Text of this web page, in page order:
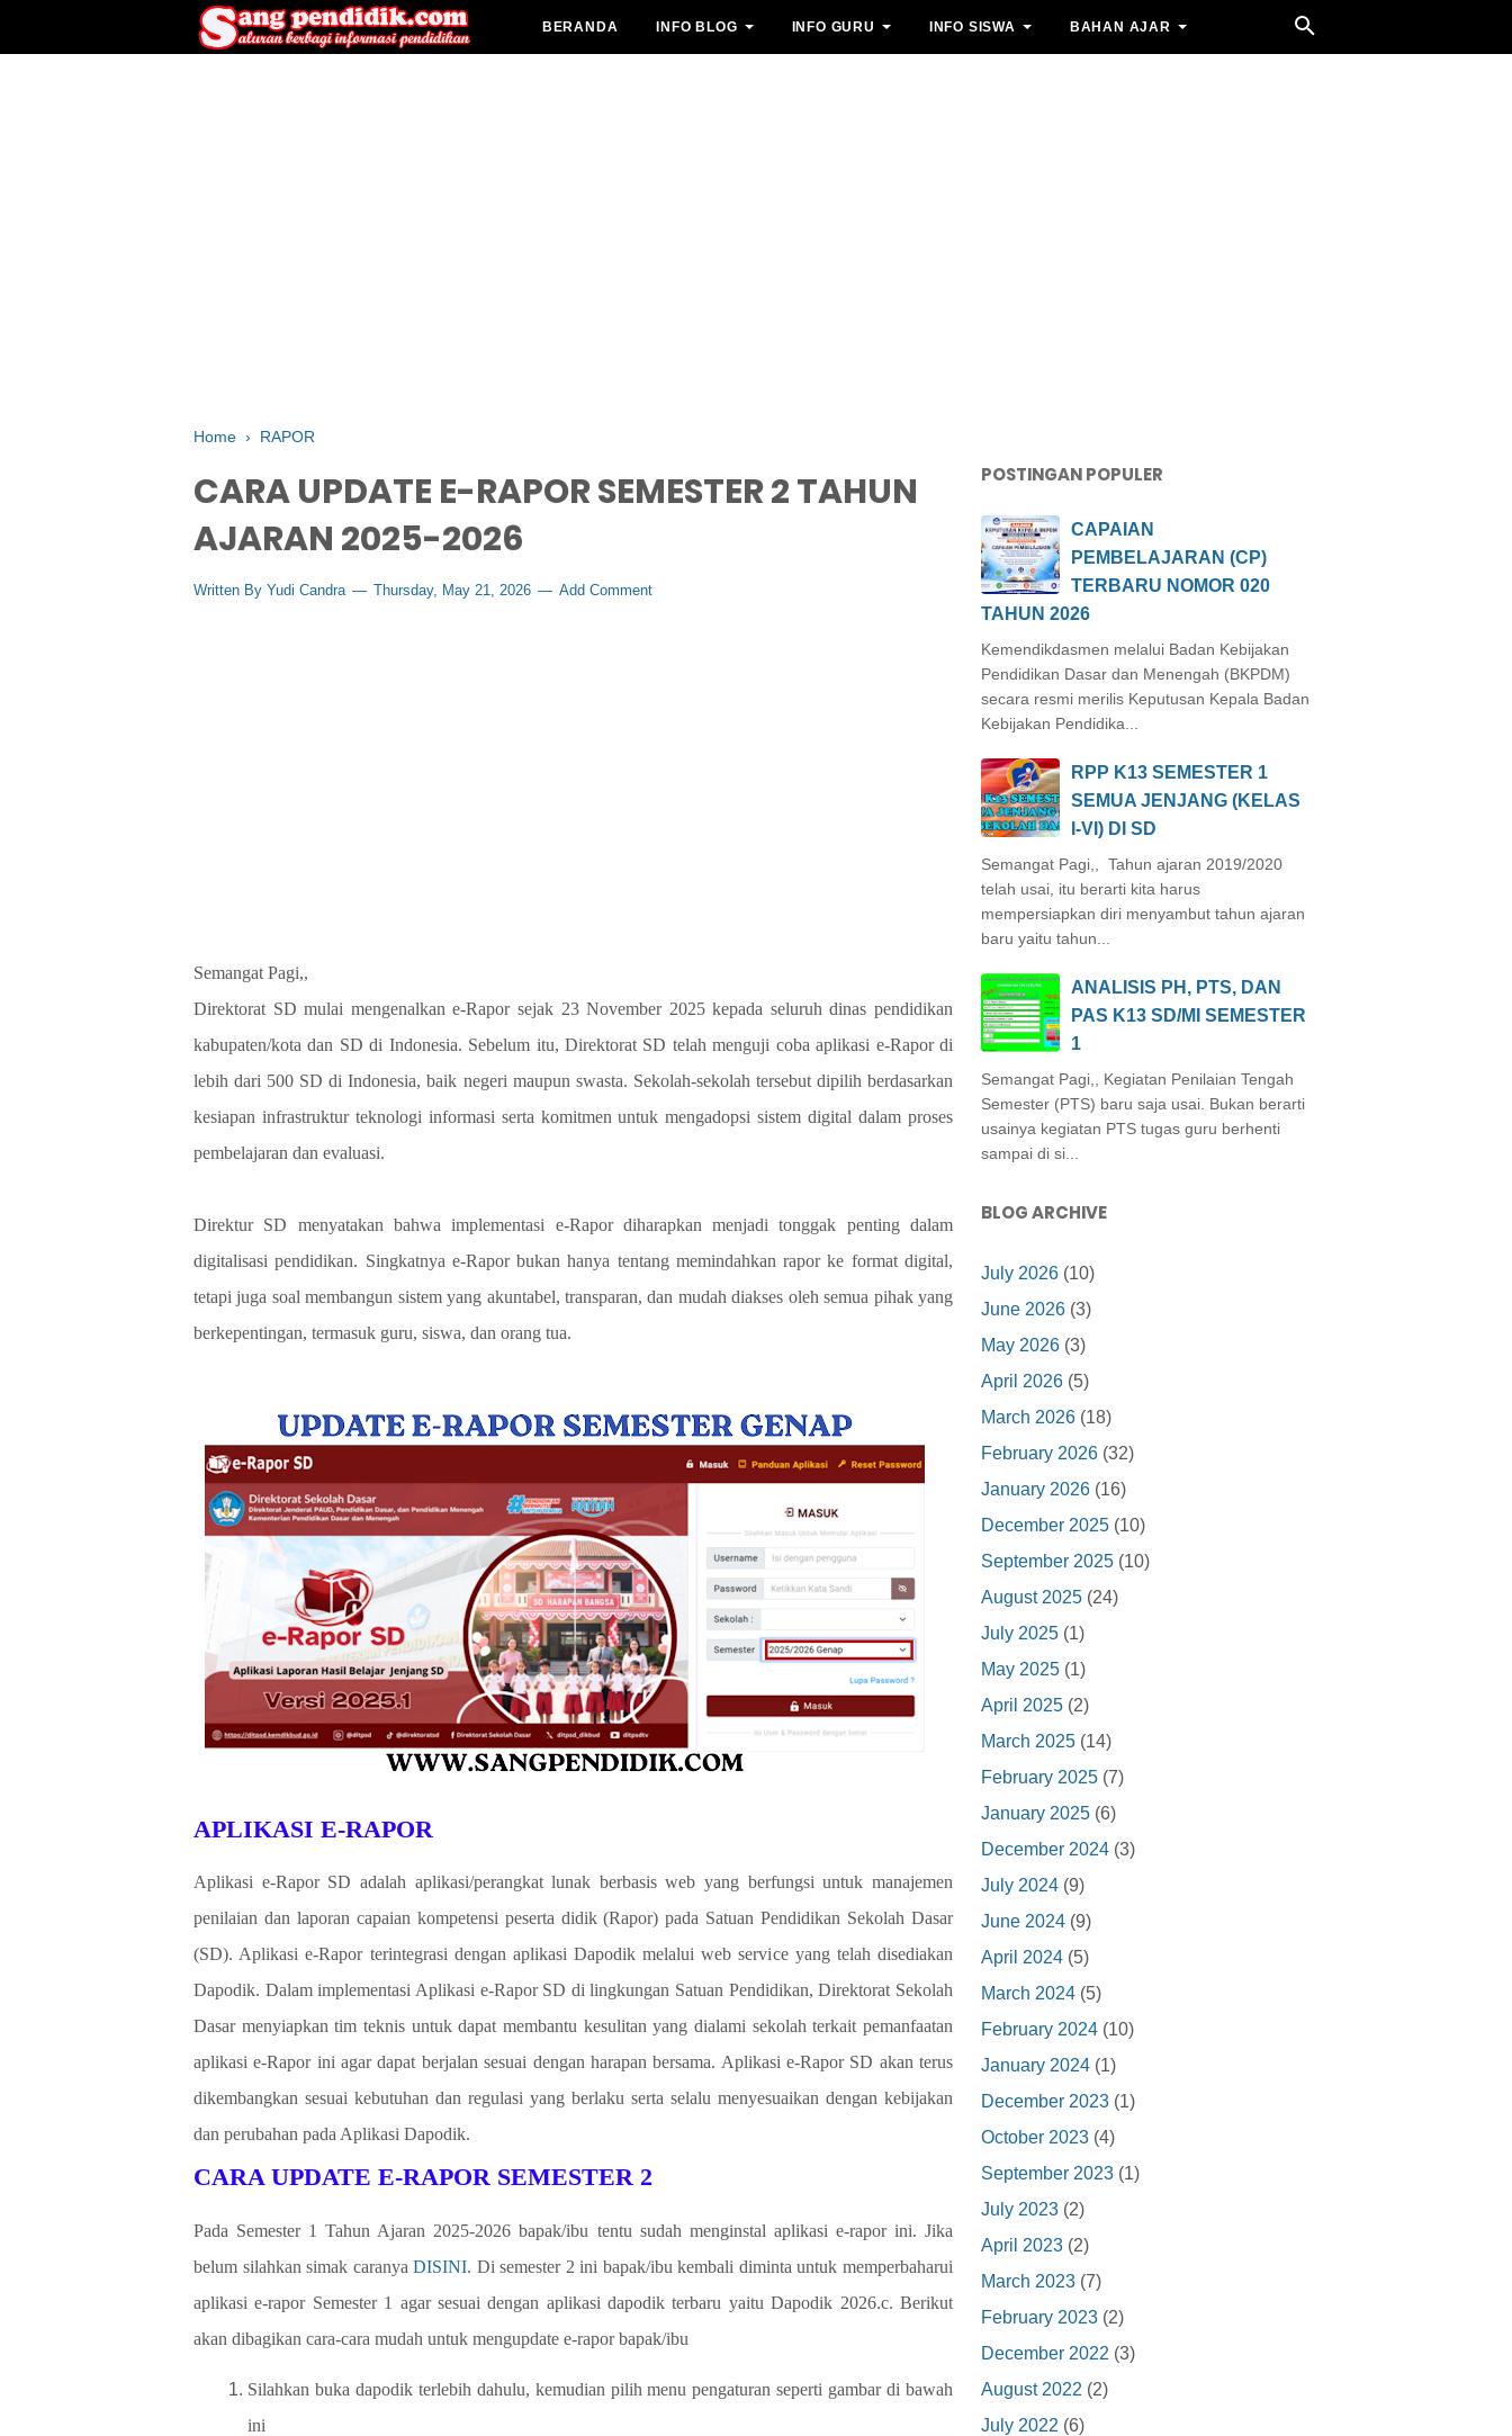
BERANDA INFO BLOG INFO GURU INFO SISWA BAHAN AJAR
Home › RAPOR
CARA UPDATE E-RAPOR SEMESTER 2 TAHUN
AJARAN 2025-2026
Written By Yudi Candra Thursday, May 21, 2026 Add Comment
Semangat Pagi,,
Direktorat SD mulai mengenalkan e-Rapor sejak 23 November 2025 kepada seluruh dinas pendidikan
kabupaten/kota dan SD di Indonesia. Sebelum itu, Direktorat SD telah menguji coba aplikasi e-Rapor di
lebih dari 500 SD di Indonesia, baik negeri maupun swasta. Sekolah-sekolah tersebut dipilih berdasarkan
kesiapan infrastruktur teknologi informasi serta komitmen untuk mengadopsi sistem digital dalam proses
pembelajaran dan evaluasi.
Direktur SD menyatakan bahwa implementasi e-Rapor diharapkan menjadi tonggak penting dalam
digitalisasi pendidikan. Singkatnya e-Rapor bukan hanya tentang memindahkan rapor ke format digital,
tetapi juga soal membangun sistem yang akuntabel, transparan, dan mudah diakses oleh semua pihak yang
berkepentingan, termasuk guru, siswa, dan orang tua.
APLIKASI E-RAPOR
Aplikasi e-Rapor SD adalah aplikasi/perangkat lunak berbasis web yang berfungsi untuk manajemen
penilaian dan laporan capaian kompetensi peserta didik (Rapor) pada Satuan Pendidikan Sekolah Dasar
(SD). Aplikasi e-Rapor terintegrasi dengan aplikasi Dapodik melalui web service yang telah disediakan
Dapodik. Dalam implementasi Aplikasi e-Rapor SD di lingkungan Satuan Pendidikan, Direktorat Sekolah
Dasar menyiapkan tim teknis untuk dapat membantu kesulitan yang dialami sekolah terkait pemanfaatan
aplikasi e-Rapor ini agar dapat berjalan sesuai dengan harapan bersama. Aplikasi e-Rapor SD akan terus
dikembangkan sesuai kebutuhan dan regulasi yang berlaku serta selalu menyesuaikan dengan kebijakan
dan perubahan pada Aplikasi Dapodik.
CARA UPDATE E-RAPOR SEMESTER 2
Pada Semester 1 Tahun Ajaran 2025-2026 bapak/ibu tentu sudah menginstal aplikasi e-rapor ini. Jika
belum silahkan simak caranyaDISINI. Di semester 2 ini bapak/ibu kembali diminta untuk memperbaharui
aplikasi e-rapor Semester 1 agar sesuai dengan aplikasi dapodik terbaru yaitu Dapodik 2026.c. Berikut
akan dibagikan cara-cara mudah untuk mengupdate e-rapor bapak/ibu
Silahkan buka dapodik terlebih dahulu, kemudian pilih menu pengaturan seperti gambar di bawah
ini
POSTINGAN POPULER
CAPAIAN
PEMBELAJARAN (CP)
TERBARU NOMOR 020
TAHUN 2026
Kemendikdasmen melalui Badan Kebijakan
Pendidikan Dasar dan Menengah (BKPDM)
secara resmi merilis Keputusan Kepala Badan
Kebijakan Pendidika...
RPP K13 SEMESTER 1
SEMUA JENJANG (KELAS
I-VI) DI SD
Semangat Pagi,, Tahun ajaran 2019/2020
telah usai, itu berarti kita harus
mempersiapkan diri menyambut tahun ajaran
baru yaitu tahun...
ANALISIS PH, PTS, DAN
PAS K13 SD/MI SEMESTER
1
Semangat Pagi,, Kegiatan Penilaian Tengah
Semester (PTS) baru saja usai. Bukan berarti
usainya kegiatan PTS tugas guru berhenti
sampai di si...
BLOG ARCHIVE
July 2026 (10)
June 2026 (3)
May 2026 (3)
April 2026 (5)
March 2026 (18)
February 2026 (32)
January 2026 (16)
December 2025 (10)
September 2025 (10)
August 2025 (24)
July 2025 (1)
May 2025 (1)
April 2025 (2)
March 2025 (14)
February 2025 (7)
January 2025 (6)
December 2024 (3)
July 2024 (9)
June 2024 (9)
April 2024 (5)
March 2024 (5)
February 2024 (10)
January 2024 (1)
December 2023 (1)
October 2023 (4)
September 2023 (1)
July 2023 (2)
April 2023 (2)
March 2023 (7)
February 2023 (2)
December 2022 (3)
August 2022 (2)
July 2022 (6)